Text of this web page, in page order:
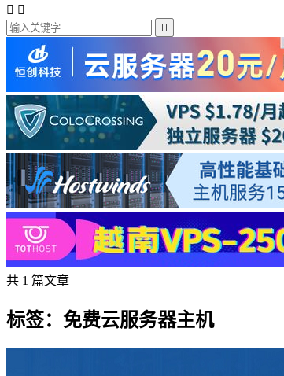
 

共 1 篇文章
标签：免费云服务器主机